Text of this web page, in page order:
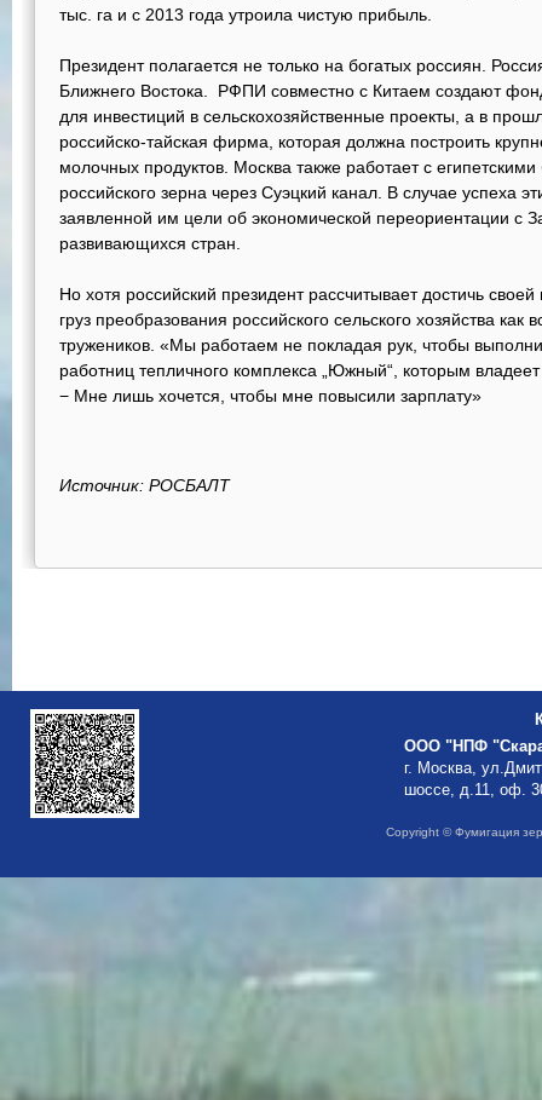
тыс. га и с 2013 года утроила чистую прибыль.
Президент полагается не только на богатых россиян.
Ближнего Востока. РФПИ совместно с Китаем создают
для инвестиций в сельскохозяйственные проекты, а в
российско-тайская фирма, которая должна построить
молочных продуктов. Москва также работает с
российского зерна через Суэцкий канал. В случае успеха
заявленной им цели об экономической переориентации с
развивающихся стран.
Но хотя российский президент рассчитывает достичь
груз преобразования российского сельского хозяйства как
тружеников. «Мы работаем не покладая рук, чтобы
работниц тепличного комплекса „Южный“, которым
− Мне лишь хочется, чтобы мне повысили зарплату»
Источник: РОСБАЛТ
ООО "НПФ
г. Москва,
шоссе, д.11, оф.
Copyright © Фумигация